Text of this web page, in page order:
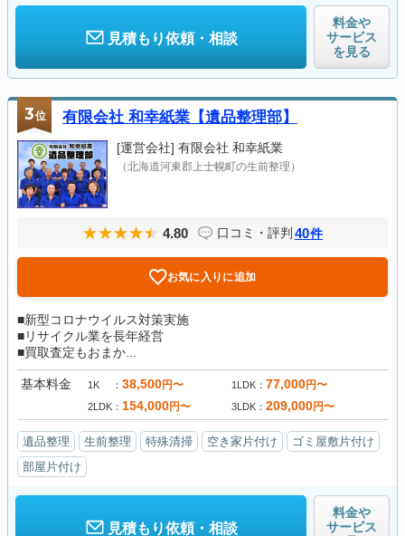
見積もり依頼・相談
料金や
サービス
を見る
3位 有限会社 和幸紙業【遺品整理部】
[運営会社] 有限会社 和幸紙業
（北海道河東郡上士幌町の生前整理）
4.80 口コミ・評判 40件
お気に入りに追加
■新型コロナウイルス対策実施
■リサイクル業を長年経営
■買取査定もおまか...
基本料金 1K 38,500円〜 1LDK 77,000円〜
2LDK 154,000円〜 3LDK 209,000円〜
遺品整理 生前整理 特殊清掃 空き家片付け
ゴミ屋敷片付け
部屋片付け
見積もり依頼・相談
料金や
サービス